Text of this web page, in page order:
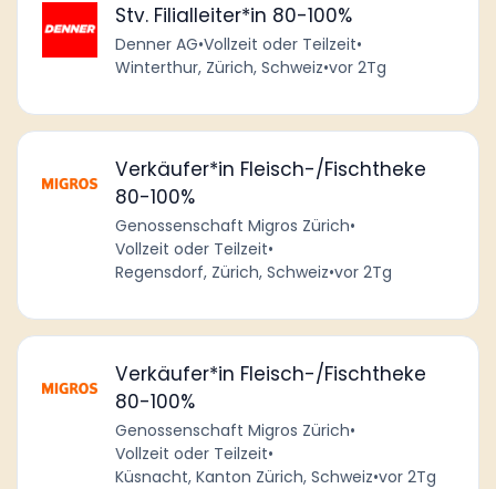
Stv. Filialleiter*in 80-100%
Denner AG•Vollzeit oder Teilzeit•
Winterthur, Zürich, Schweiz•vor 2Tg
Verkäufer*in Fleisch-/Fischtheke
80-100%
Genossenschaft Migros Zürich•
Vollzeit oder Teilzeit•
Regensdorf, Zürich, Schweiz•vor 2Tg
Verkäufer*in Fleisch-/Fischtheke
80-100%
Genossenschaft Migros Zürich•
Vollzeit oder Teilzeit•
Küsnacht, Kanton Zürich, Schweiz•vor 2Tg